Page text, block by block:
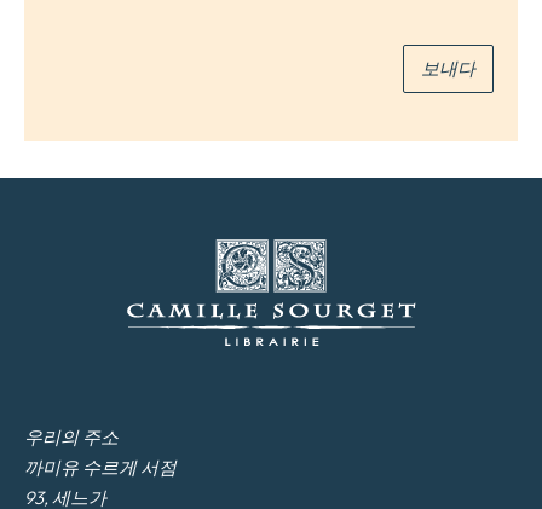
보내다
우리의 주소
까미유 수르게 서점
93, 세느가